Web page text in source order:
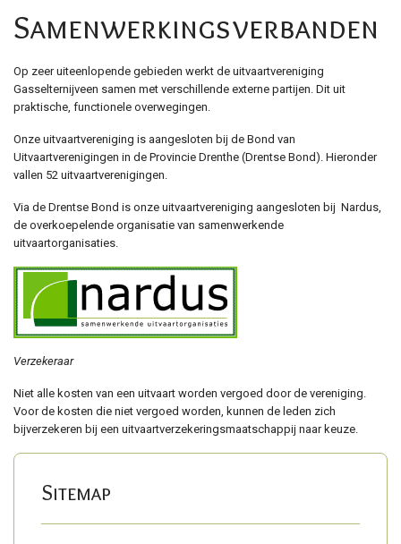
Samenwerkingsverbanden
Op zeer uiteenlopende gebieden werkt de uitvaartvereniging
Gasselternijveen samen met verschillende externe partijen. Dit uit
praktische, functionele overwegingen.
Onze uitvaartvereniging is aangesloten bij de Bond van
Uitvaartverenigingen in de Provincie Drenthe (Drentse Bond). Hieronder
vallen 52 uitvaartverenigingen.
Via de Drentse Bond is onze uitvaartvereniging aangesloten bij Nardus,
de overkoepelende organisatie van samenwerkende
uitvaartorganisaties.
Verzekeraar
Niet alle kosten van een uitvaart worden vergoed door de vereniging.
Voor de kosten die niet vergoed worden, kunnen de leden zich
bijverzekeren bij een uitvaartverzekeringsmaatschappij naar keuze.
Sitemap